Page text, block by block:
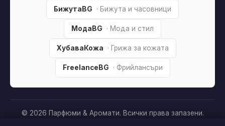
БижутаBG · Бижута и часовници
МодаBG · Мода и стил
ХубаваКожа · Грижа за кожата
FreelanceBG · Фрийлансъри
© 2026 Парфюми & Аромати. Всички права запазени.